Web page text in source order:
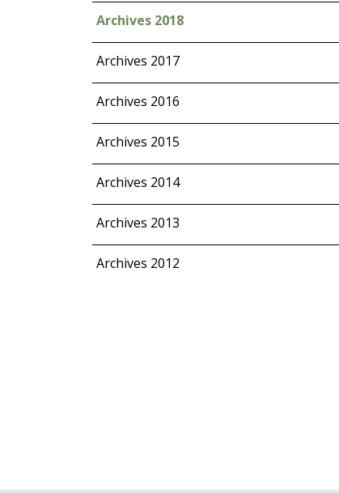
Archives 2018
Archives 2017
Archives 2016
Archives 2015
Archives 2014
Archives 2013
Archives 2012